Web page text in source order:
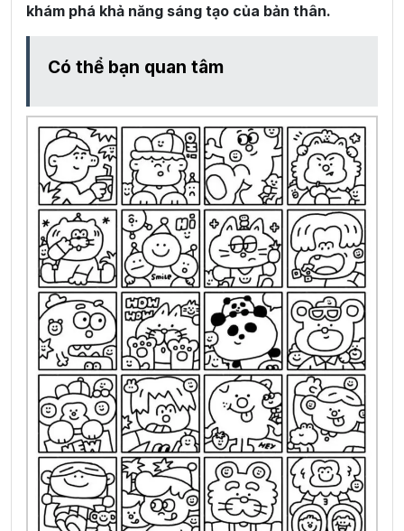
khám phá khả năng sáng tạo của bản thân.
Có thể bạn quan tâm